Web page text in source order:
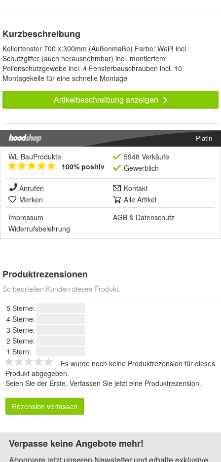
Kurzbeschreibung
Kellerfenster 700 x 300mm (Außenmaße) Farbe: Weiß incl.
Schutzgitter (auch herausnehmbar) incl. montiertem
Pollenschutzgewebe incl. 4 Fensterbauschrauben incl. 10
Montagekeile für eine schnelle Montage
Artikelbeschreibung anzeigen
Platin
WL BauProdukte
100% positiv
5948 Verkäufe
Gewerblich
Anrufen
Kontakt
Merken
Alle Artikel
Impressum
AGB & Datenschutz
Widerrufsbelehrung
Produktrezensionen
So beurteilen Kunden dieses Produkt.
5 Sterne:
4 Sterne:
3 Sterne:
2 Sterne:
1 Stern:
Es wurde noch keine Produktrezension für dieses
Produkt abgegeben.
Seien Sie der Erste. Verfassen Sie jetzt eine Produktrezension.
Rezension verfassen
Verpasse keine Angebote mehr!